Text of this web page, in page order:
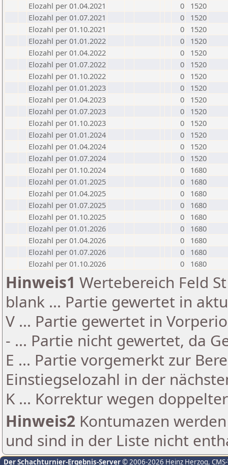
Elozahl per 01.04.2021
0
1520
Elozahl per 01.07.2021
0
1520
Elozahl per 01.10.2021
0
1520
Elozahl per 01.01.2022
0
1520
Elozahl per 01.04.2022
0
1520
Elozahl per 01.07.2022
0
1520
Elozahl per 01.10.2022
0
1520
Elozahl per 01.01.2023
0
1520
Elozahl per 01.04.2023
0
1520
Elozahl per 01.07.2023
0
1520
Elozahl per 01.10.2023
0
1520
Elozahl per 01.01.2024
0
1520
Elozahl per 01.04.2024
0
1520
Elozahl per 01.07.2024
0
1520
Elozahl per 01.10.2024
0
1680
Elozahl per 01.01.2025
0
1680
Elozahl per 01.04.2025
0
1680
Elozahl per 01.07.2025
0
1680
Elozahl per 01.10.2025
0
1680
Elozahl per 01.01.2026
0
1680
Elozahl per 01.04.2026
0
1680
Elozahl per 01.07.2026
0
1680
Elozahl per 01.10.2026
0 1680
Hinweis1 Wertebereich Feld
blank ... Partie gewertet in
V ... Partie gewertet in
- ... Partie nicht gewertet, da
E ... Partie vorgemerkt zur
Einstiegselozahl in der
K ... Korrektur wegen
Hinweis2 Kontumazen
und sind in der Liste nicht
Der Schachturnier-Ergebnis-Server© 2006-2026 Heinz Herzog,